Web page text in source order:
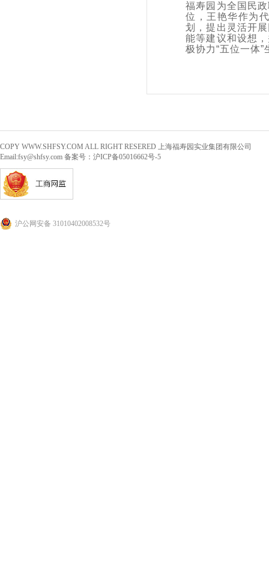
福寿园为全国民
位，王艳华作为
划，提出灵活开
能等建议和设想
极协力“五位一体
COPY WWW.SHFSY.COM ALL RIGHT RESERED 上海福寿园实业集团有限公司
Email:fsy@shfsy.com 备案号：沪ICP备05016662号-5
沪公网安备 31010402008532号